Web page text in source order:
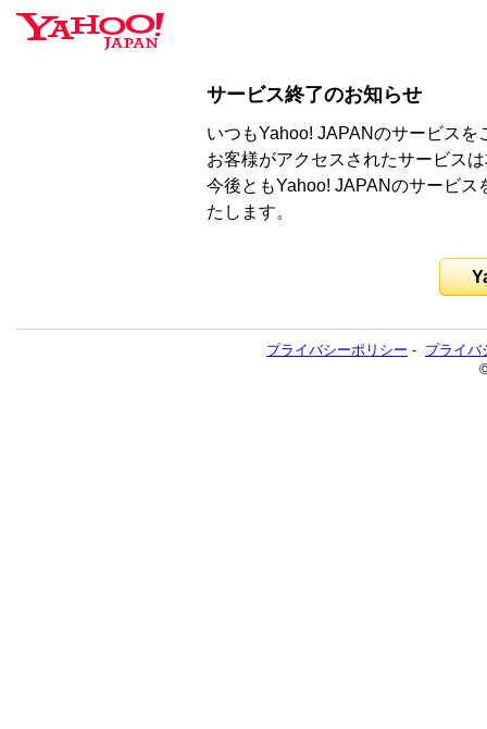
サービス終了のお知らせ
いつもYahoo! JAPANのサービス
お客様がアクセスされたサービス
今後ともYahoo! JAPANのサービ
たします。
プライバシーポリシー - プライバ